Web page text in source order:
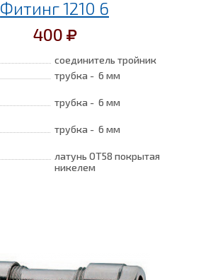
Фитинг 1210 6
400
соединитель тройник
трубка - 6 мм
трубка - 6 мм
трубка - 6 мм
латунь ОТ58 покрытая
никелем